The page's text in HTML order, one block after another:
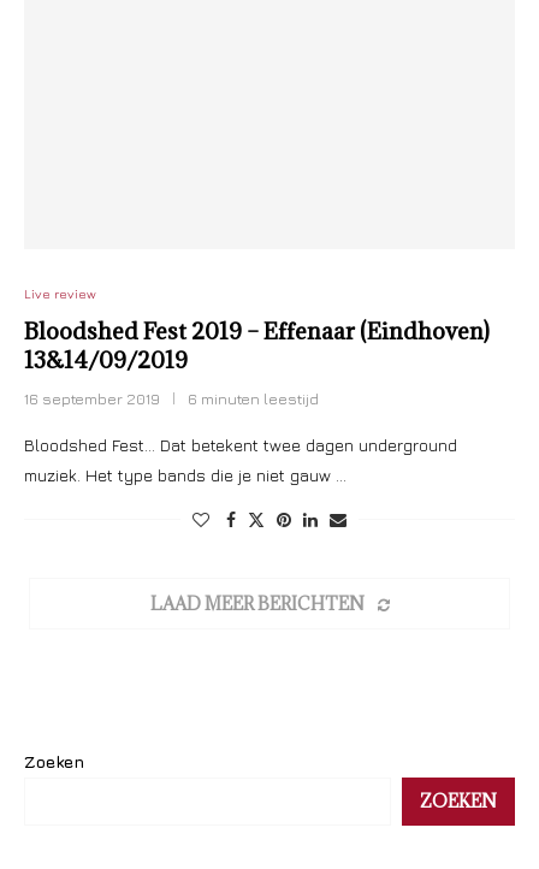
Live review
Bloodshed Fest 2019 – Effenaar (Eindhoven)
13&14/09/2019
16 september 2019 6 minuten leestijd
Bloodshed Fest… Dat betekent twee dagen underground
muziek. Het type bands die je niet gauw …
LAAD MEER BERICHTEN
Zoeken
ZOEKEN